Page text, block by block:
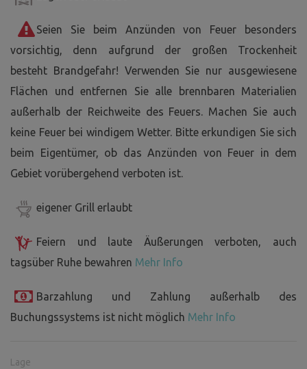
Seien Sie beim Anzünden von Feuer besonders
vorsichtig, denn aufgrund der großen Trockenheit
besteht Brandgefahr! Verwenden Sie nur ausgewiesene
Flächen und entfernen Sie alle brennbaren Materialien
außerhalb der Reichweite des Feuers. Machen Sie auch
keine Feuer bei windigem Wetter. Bitte erkundigen Sie sich
beim Eigentümer, ob das Anzünden von Feuer in dem
Gebiet vorübergehend verboten ist.
eigener Grill erlaubt
Feiern und laute Äußerungen verboten, auch
tagsüber Ruhe bewahren Mehr Info
Barzahlung und Zahlung außerhalb des
Buchungssystems ist nicht möglich Mehr Info
Lage